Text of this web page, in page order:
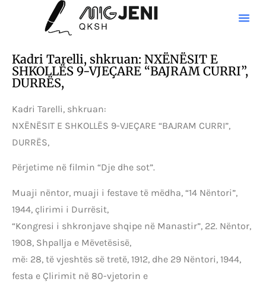
Kadri Tarelli, shkruan: NXËNËSIT E
SHKOLLËS 9-VJEÇARE “BAJRAM CURRI”,
DURRËS,
Kadri Tarelli, shkruan:
NXËNËSIT E SHKOLLËS 9-VJEÇARE “BAJRAM CURRI”,
DURRËS,
Përjetime në filmin “Dje dhe sot”.
Muaji nëntor, muaji i festave të mëdha, “14 Nëntori”,
1944, çlirimi i Durrësit,
“Kongresi i shkronjave shqipe në Manastir”, 22. Nëntor,
1908, Shpallja e Mëvetësisë,
më: 28, të vjeshtës së tretë, 1912, dhe 29 Nëntori, 1944,
festa e Çlirimit në 80-vjetorin e